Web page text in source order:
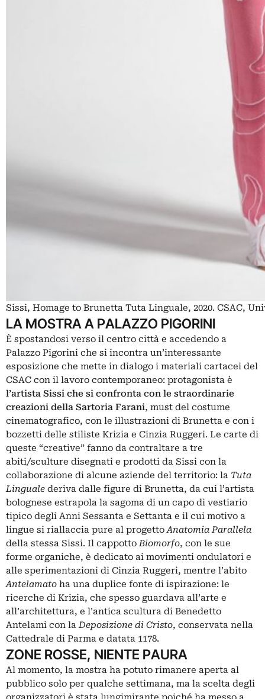
Sissi, Homage to Brunetta Tuta Linguale, 2020. CSAC,
LA MOSTRA A PALAZZO PIGORINI
È spostandosi verso il centro città e accedendo a
Palazzo Pigorini che si incontra un’interessante
esposizione che mette in dialogo i materiali cartacei del
CSAC con il lavoro contemporaneo: protagonista è
l’artista Sissi che si confronta con le straordinarie
creazioni della Sartoria Farani, must del costume
cinematografico, con le illustrazioni di Brunetta e con i
bozzetti delle stiliste Krizia e Cinzia Ruggeri. Le carte di
queste “creative” fanno da contraltare a tre
abiti/sculture disegnati e prodotti da Sissi con la
collaborazione di alcune aziende del territorio: la Tuta
Linguale deriva dalle figure di Brunetta, da cui l’artista
bolognese estrapola la sagoma di un capo di vestiario
tipico degli Anni Sessanta e Settanta e il cui motivo a
lingue si riallaccia pure al progettoAnatomia Parallela
della stessa Sissi. Il cappottoBiomorfo, con le sue
forme organiche, è dedicato ai movimenti ondulatori e
alle sperimentazioni di Cinzia Ruggeri, mentre l’abito
Antelamato ha una duplice fonte di ispirazione: le
ricerche di Krizia, che spesso guardava all’arte e
all’architettura, e l’antica scultura di Benedetto
Antelami con laDeposizione di Cristo, conservata nella
Cattedrale di Parma e datata 1178.
ZONE ROSSE, NIENTE PAURA
Al momento, la mostra ha potuto rimanere aperta al
pubblico solo per qualche settimana, ma la scelta degli